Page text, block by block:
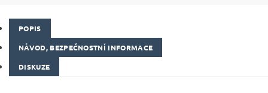
POPIS
NÁVOD, BEZPEČNOSTNÍ INFORMACE
DISKUZE